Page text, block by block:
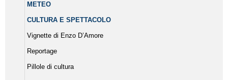
METEO
CULTURA E SPETTACOLO
Vignette di Enzo D’Amore
Reportage
Pillole di cultura